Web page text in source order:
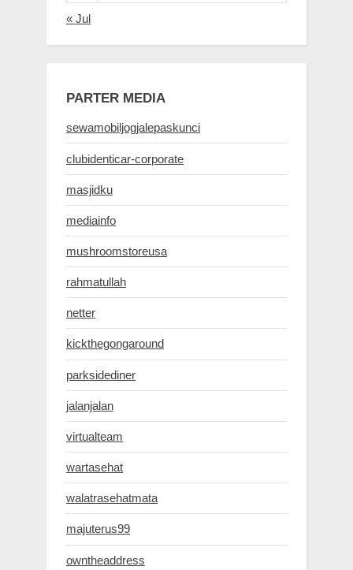
« Jul
PARTER MEDIA
sewamobiljogjalepaskunci
clubidenticar-corporate
masjidku
mediainfo
mushroomstoreusa
rahmatullah
netter
kickthegongaround
parksidediner
jalanjalan
virtualteam
wartasehat
walatrasehatmata
majuterus99
owntheaddress